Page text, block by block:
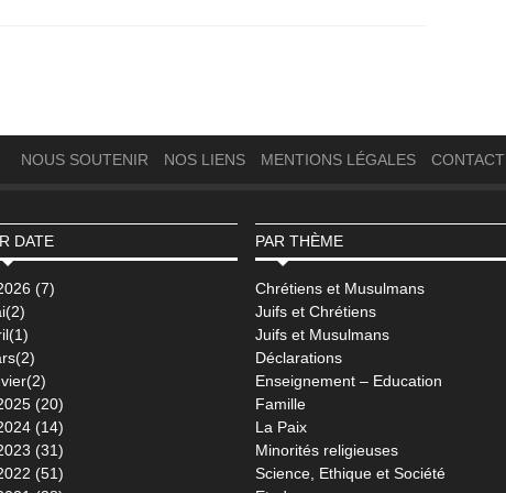
NOUS SOUTENIR NOS LIENS MENTIONS LÉGALES CONTACT
DATE
(7)
(20)
(14)
(31)
(51)
PAR THÈME
Chrétiens et Musulmans
Juifs et Chrétiens
Juifs et Musulmans
Déclarations
Enseignement – Education
Famille
La Paix
Minorités religieuses
Science, Ethique et Société